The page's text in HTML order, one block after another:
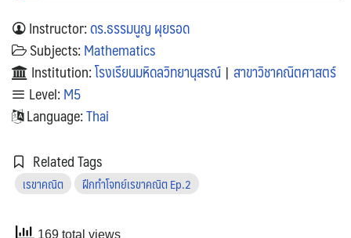
Instructor:ดร.ธรรมนูญ ผุยรอด
Subjects:Mathematics
Institution:โรงเรียนมหิดลวิทยานุสรณ์ | สาขาวิชาคณิตศาสตร์
Level:M5
Language:Thai
Related Tags
เรขาคณิต ฝึกทำโจทย์เรขาคณิต Ep.2
169 total views